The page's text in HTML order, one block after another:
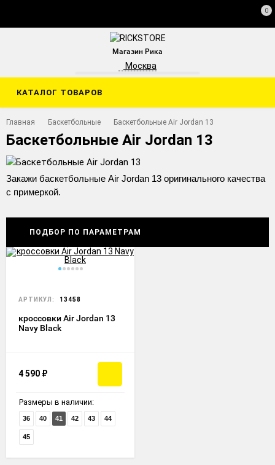
0
Магазин Рика
Москва
КАТАЛОГ ТОВАРОВ
Главная Баскетбольные Баскетбольные Air Jordan 13
Баскетбольные Air Jordan 13
Закажи баскетбольные Air Jordan 13 оригинального качества
с примеркой.
ПОДБОР ПО ПАРАМЕТРАМ
АРТИКУЛ: 13458
кроссовки Air Jordan 13
Navy Black
4 590 ₽
Размеры в наличии:
36 40 41 42 43 44
45